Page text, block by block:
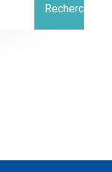
Rechercher